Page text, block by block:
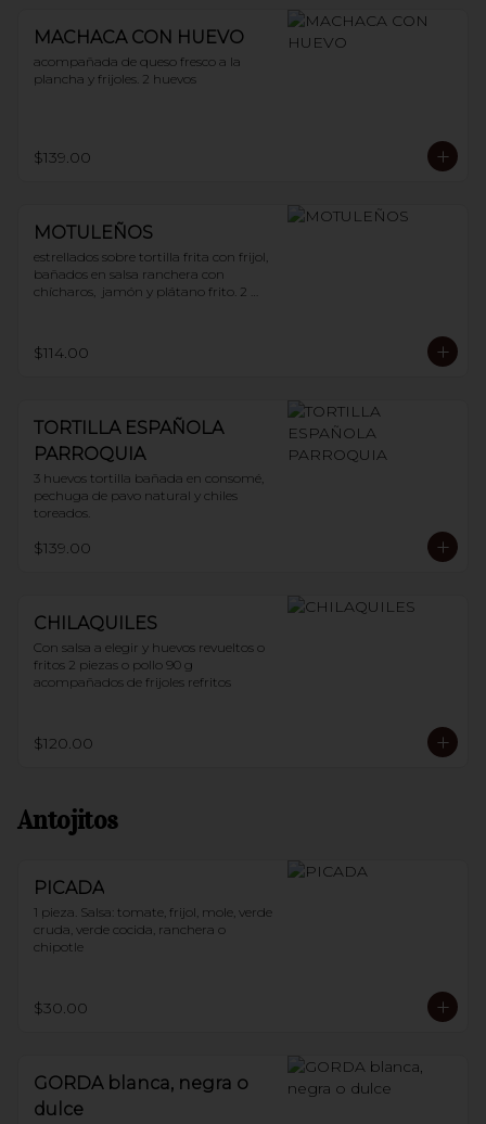
MACHACA CON HUEVO
acompañada de queso fresco a la
plancha y frijoles. 2 huevos
$139.00
MOTULEÑOS
estrellados sobre tortilla frita con frijol,
bañados en salsa ranchera con
chícharos,  jamón y plátano frito. 2
$114.00
TORTILLA ESPAÑOLA
PARROQUIA
3 huevos tortilla bañada en consomé,
pechuga de pavo natural y chiles
toreados.
$139.00
CHILAQUILES
Con salsa a elegir y huevos revueltos o
fritos 2 piezas o pollo 90 g
acompañados de frijoles refritos
$120.00
Antojitos
PICADA
1 pieza. Salsa: tomate, frijol, mole, verde
cruda, verde cocida, ranchera o
chipotle
$30.00
GORDA blanca, negra o
dulce